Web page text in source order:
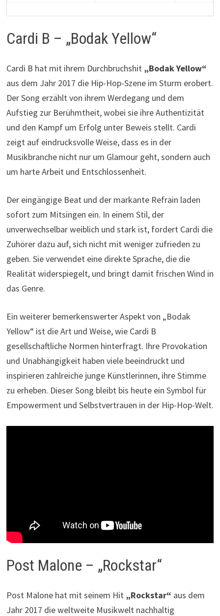
Cardi B – „Bodak Yellow“
Cardi B hat mit ihrem Durchbruchshit „Bodak Yellow“
aus dem Jahr 2017 die Hip-Hop-Szene im Sturm erobert.
Der Song erzählt von ihrem Werdegang und dem
Aufstieg zur Berühmtheit, wobei sie ihre Authentizität
und den Kampf um Erfolg unter Beweis stellt. Cardi
zeigt auf eindrucksvolle Weise, dass es in der
Musikbranche nicht nur um Glamour geht, sondern auch
um harte Arbeit und Entschlossenheit.
Der eingängige Beat und der markante Refrain laden
sofort zum Mitsingen ein. In einem Stil, der
unverwechselbar weiblich und stark ist, fordert Cardi die
Zuhörer dazu auf, sich nicht mit weniger zufrieden zu
geben. Sie verwendet eine direkte Sprache, die die
Realität widerspiegelt, und bringt damit frischen Wind in
das Genre.
Ein weiterer bemerkenswerter Aspekt von „Bodak
Yellow“ ist die Art und Weise, wie Cardi B
gesellschaftliche Normen hinterfragt. Ihre Provokation
und Unabhängigkeit haben viele beeindruckt und
inspirieren zahlreiche junge Künstlerinnen, ihre Stimme
zu erheben. Dieser Song bleibt bis heute ein Symbol für
Empowerment und Selbstvertrauen in der Hip-Hop-Welt.
Post Malone – „Rockstar“
Post Malone hat mit seinem Hit „Rockstar“ aus dem
Jahr 2017 die weltweite Musikwelt nachhaltig